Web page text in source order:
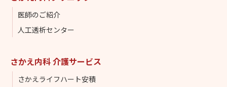
医師のご紹介
人工透析センター
さかえ内科 介護サービス
さかえライフハート安積